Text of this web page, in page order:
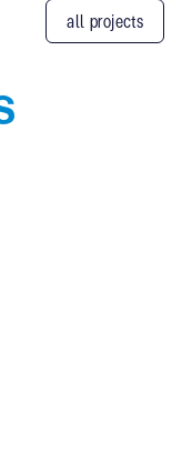
all projects